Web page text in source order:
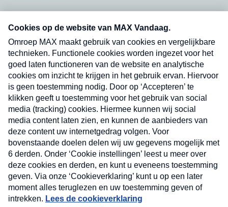
nieuwsbrief. Elke vrijdag- en dinsdagochtend in
uw mailbox.
Verzend
Nieuwsbrief
Neem hier een gratis abonnement op onze
nieuwsbrief. Elke vrijdag- en dinsdagochtend in uw